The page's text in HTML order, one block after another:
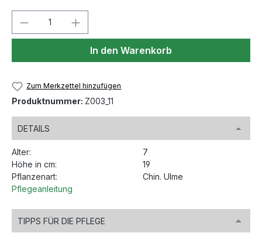
Produkt Anzahl: Gib den
In den Warenkorb
Zum Merkzettel hinzufügen
Produktnummer: Z003_11
DETAILS
Alter:
7
Höhe in cm:
19
Pflanzenart:
Chin. Ulme
Pflegeanleitung
TIPPS FÜR DIE PFLEGE